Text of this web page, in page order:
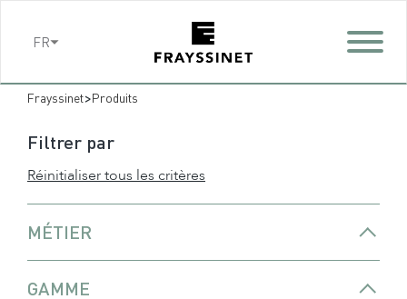
FR
Frayssinet>Produits
Filtrer par
Réinitialiser tous les critères
MÉTIER
GAMME